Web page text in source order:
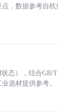
，数据参考自
态），结合GB/
选材提供参考。